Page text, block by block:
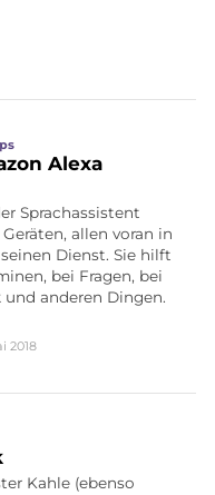
Alexa
Sprachassistent
allen voran in
Dienst. Sie hilft
bei Fragen, bei
anderen Dingen.
2018
Kahle (ebenso